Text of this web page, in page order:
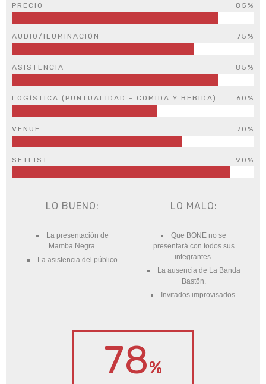
PRECIO 85%
AUDIO/ILUMINACIÓN 75%
ASISTENCIA 85%
LOGÍSTICA (PUNTUALIDAD - COMIDA Y BEBIDA) 60%
VENUE 70%
SETLIST 90%
LO BUENO:
La presentación de
Mamba Negra.
La asistencia del público
LO MALO:
Que BONE no se
presentará con todos sus
integrantes.
La ausencia de La Banda
Bastön.
Invitados improvisados.
78%